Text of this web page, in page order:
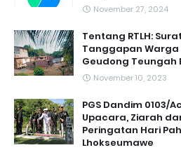
November 27, 2024
Tentang RTLH:
Tanggapan Warga
Geudong Teungah
November 10, 2023
PGS Dandim 0103/
Upacara, Ziarah
Peringatan Hari
Lhokseumawe